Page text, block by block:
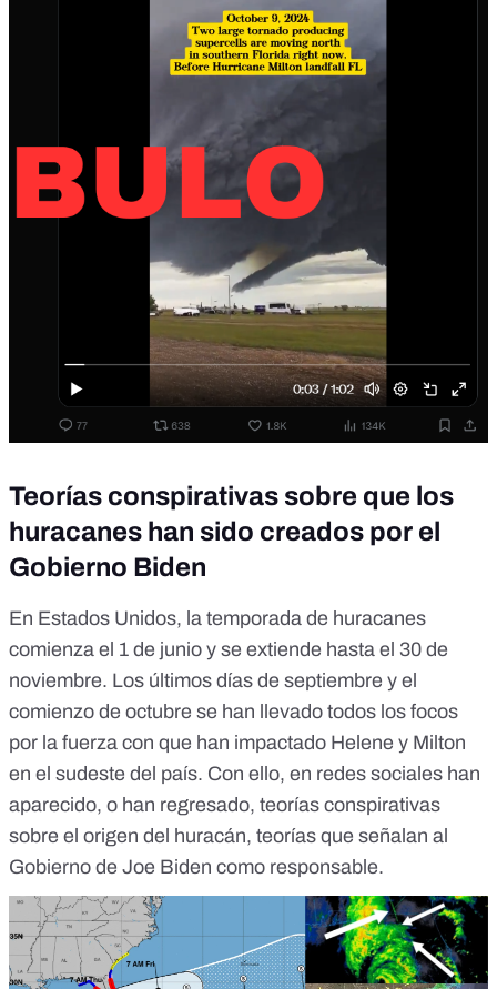
Teorías conspirativas sobre que los
huracanes han sido creados por el
Gobierno Biden
En Estados Unidos, la temporada de huracanes
comienza el 1 de junio y se extiende hasta el 30 de
noviembre. Los últimos días de septiembre y el
comienzo de octubre se han llevado todos los focos
por la fuerza con que han impactado Helene y Milton
en el sudeste del país. Con ello, en redes sociales han
aparecido, o han regresado, teorías conspirativas
sobre el origen del huracán, teorías que señalan al
Gobierno de Joe Biden como responsable.